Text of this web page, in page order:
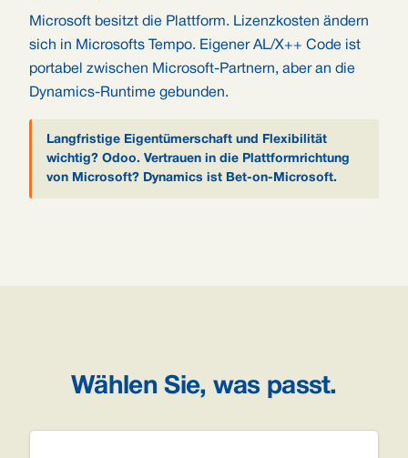
Microsoft besitzt die Plattform. Lizenzkosten ändern
sich in Microsofts Tempo. Eigener AL/X++ Code ist
portabel zwischen Microsoft-Partnern, aber an die
Dynamics-Runtime gebunden.
Langfristige Eigentümerschaft und Flexibilität
wichtig? Odoo. Vertrauen in die Plattformrichtung
von Microsoft? Dynamics ist Bet-on-Microsoft.
Wählen Sie, was passt.